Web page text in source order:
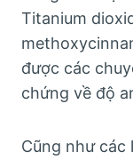
Titanium
được các
chứng về độ
Cũng như các